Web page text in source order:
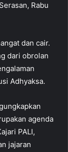
Rabu
dan cair.
dari obrolan
Adhyaksa.
agenda
PALI,
jajaran